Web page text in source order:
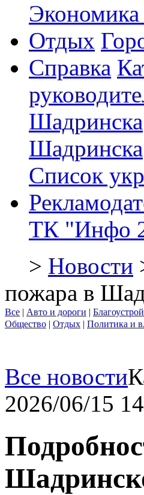
Экономика
Отдых
Справка
Шадринска
Шадринска
Список
ТК "Инфо
> Новости
пожара в
Все | Авто и дороги |
Общество | Отдых | Политика и
Все новости
2026/06/15